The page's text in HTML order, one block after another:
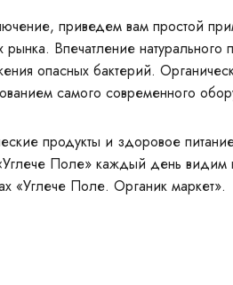
приведем вам простой
рынка. Впечатление
опасных бактерий.
самого современного
продукты и здоровое
Поле» каждый день видим
«Углече Поле. Органик маркет».